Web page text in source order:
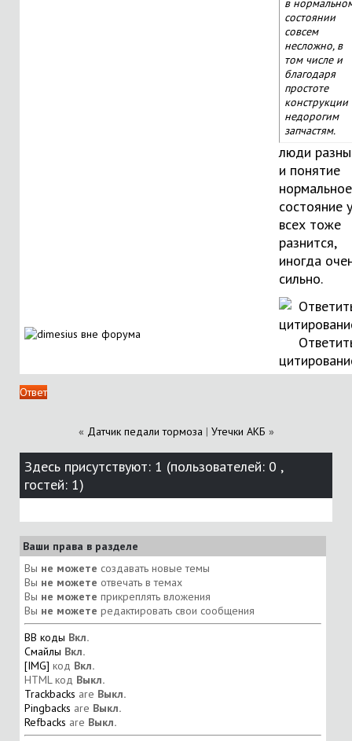
в
состоянии
совсем
несложно, в
том числе и
благодаря
простоте
конструкции
недорогим
запчастям.
люди
и понятие
нормальное
состояние у
всех тоже
разнится,
иногда
сильно.
Ответ
« Датчик педали тормоза | Утечки АКБ »
Здесь присутствуют: 1 (пользователей: 0 ,
гостей: 1)
Ваши права в разделе
Вы не можете создавать новые темы
Вы не можете отвечать в темах
Вы не можете прикреплять вложения
Вы не можете редактировать свои сообщения
BB коды Вкл.
Смайлы Вкл.
[IMG] код Вкл.
HTML код Выкл.
Trackbacks are Выкл.
Pingbacks are Выкл.
Refbacks are Выкл.